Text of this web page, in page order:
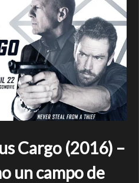
Cargo (2016) –
un campo de